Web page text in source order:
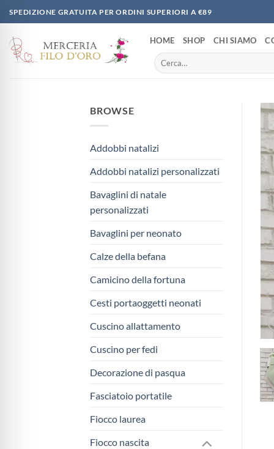
Salta
ai
contenuti
SPEDIZIONE GRATUITA PER ORDINI SUPERIORI A €89
HOME SHOP CHI SIAMO
Cerca:
BROWSE
Addobbi natalizi
Addobbi natalizi personalizzati
Bavaglini di natale
personalizzati
Bavaglini per neonato
Calze della befana
Camicino della fortuna
Cesti portaoggetti neonati
Cuscino allattamento
Cuscino per fedi
Decorazione di pasqua
Fasciatoio portatile
Fiocco laurea
Fiocco nascita